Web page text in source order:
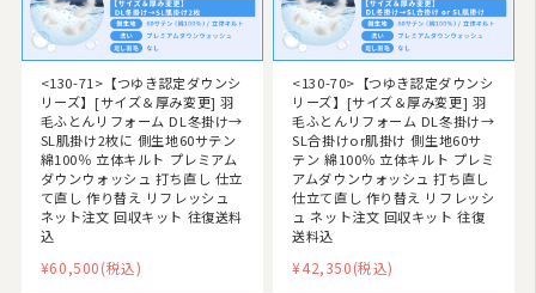
<130-71>【つゆき認定ダウンシ
リーズ】[サイズ＆厚み変更] 羽
毛ふとんリフォーム DL冬掛け→
SL肌掛け2枚に 側生地60サテン
綿100％ 立体キルト プレミアム
ダウンウォッシュ 打ち直し 仕立
て直し 作り替え リフレッシュ
ネット注文 回収キット 往復送料
込
¥60,500(税込)
<130-70>【つゆき認定ダウンシ
リーズ】[サイズ＆厚み変更] 羽
毛ふとんリフォーム DL冬掛け→
SL合掛けor肌掛け 側生地60サ
テン 綿100％ 立体キルト プレミ
アムダウンウォッシュ 打ち直し
仕立て直し 作り替え リフレッシ
ュ ネット注文 回収キット 往復
送料込
¥42,350(税込)